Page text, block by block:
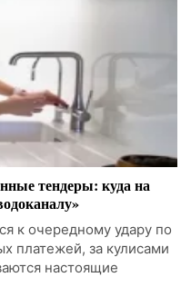
тендеры: куда на
к очередному удару по
платежей, за кулисами
настоящие